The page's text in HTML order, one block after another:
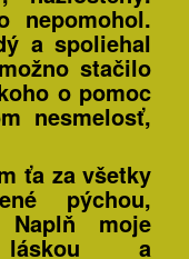
nepomohol.
a spoliehal
stačilo
o pomoc
nesmelosť,
ťa za všetky
pýchou,
Naplň moje
a